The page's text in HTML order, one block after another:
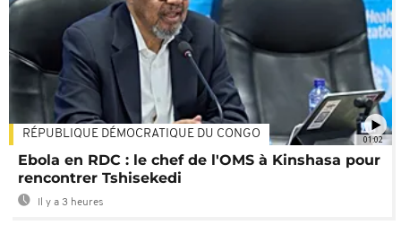
01:02
RÉPUBLIQUE DÉMOCRATIQUE DU CONGO
Ebola en RDC : le chef de l'OMS à Kinshasa pour
rencontrer Tshisekedi
Il y a 3 heures